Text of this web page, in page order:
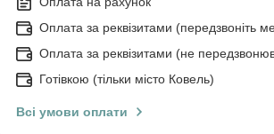
Оплата за реквізитами (передзвоніть
Оплата за реквізитами (не
Готівкою (тільки місто Ковель)
Всі умови оплати